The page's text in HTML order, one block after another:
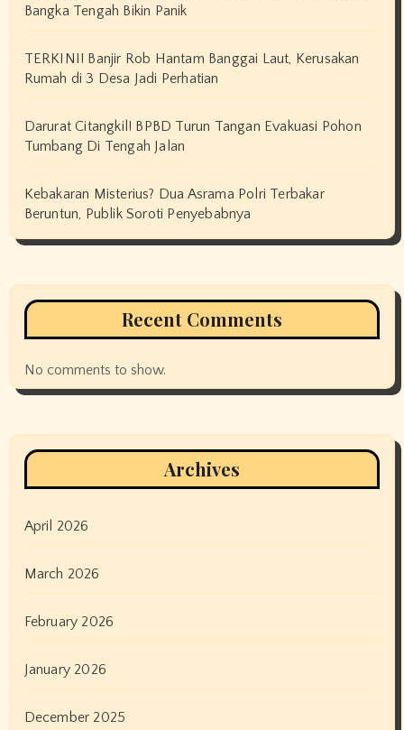
Bangka Tengah Bikin Panik
TERKINI! Banjir Rob Hantam Banggai Laut, Kerusakan
Rumah di 3 Desa Jadi Perhatian
Darurat Citangkil! BPBD Turun Tangan Evakuasi Pohon
Tumbang Di Tengah Jalan
Kebakaran Misterius? Dua Asrama Polri Terbakar
Beruntun, Publik Soroti Penyebabnya
Recent Comments
No comments to show.
Archives
April 2026
March 2026
February 2026
January 2026
December 2025